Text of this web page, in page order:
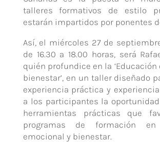
talleres formativos de estilo
estarán impartidos por ponentes
Así, el miércoles 27 de
de 16.30 a 18.00 horas, será
quién profundice en la
bienestar’, en un taller diseñado
experiencia práctica y
a los participantes la
herramientas prácticas que
programas de formación en
emocional y bienestar.